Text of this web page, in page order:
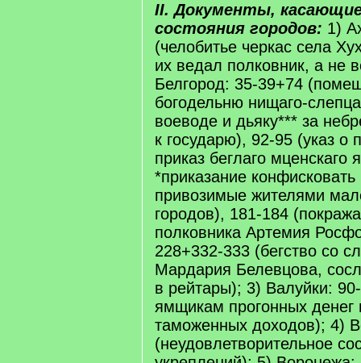
II. Документы,
состояния городов: 1)
(челобитье черкас села
их ведал полковник, а не
Белгород: 35-39+74
богодельню нищаго-
воеводе и дьяку*** за
к государю), 92-95 (указ о
приказ беглаго
*приказание
привозимые жителями
городов), 181-184
полковника Артемия
228+332-333 (бегство со
Мардария Белевцова,
в рейтары); 3) Валуйки:
ямщикам прогонных денег
таможенных доходов); 4)
(неудовлетворительное